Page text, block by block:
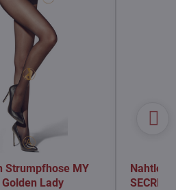
Strumpfhose MY
Golden Lady
SECRET